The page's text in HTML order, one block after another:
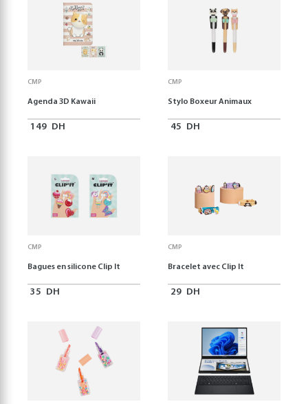
CMP
Agenda 3D Kawaii
149 DH
CMP
Stylo Boxeur Animaux
45 DH
CMP
Bagues en silicone Clip It
35 DH
CMP
Bracelet avec Clip It
29 DH